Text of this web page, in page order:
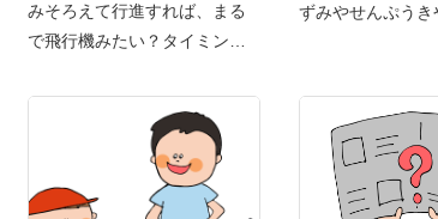
みそろえて行進すれば、まる
で飛行機みたい？タイミング
ずみやせんぷうき